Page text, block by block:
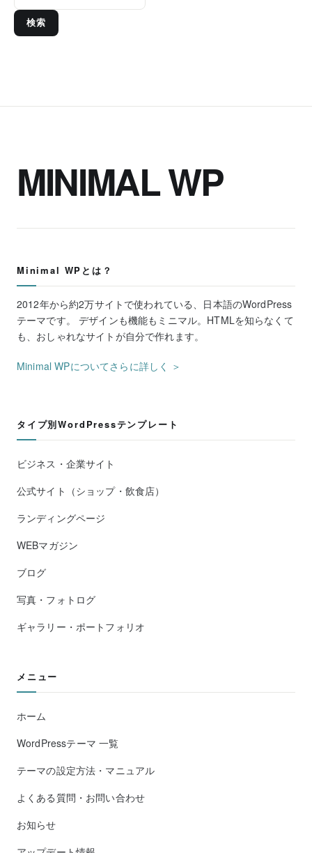
検索
MINIMAL WP
Minimal WPとは？
2012年から約2万サイトで使われている、日本語のWordPress
テーマです。 デザインも機能もミニマル。HTMLを知らなくて
も、おしゃれなサイトが自分で作れます。
Minimal WPについてさらに詳しく ＞
タイプ別WordPressテンプレート
ビジネス・企業サイト
公式サイト（ショップ・飲食店）
ランディングページ
WEBマガジン
ブログ
写真・フォトログ
ギャラリー・ポートフォリオ
メニュー
ホーム
WordPressテーマ 一覧
テーマの設定方法・マニュアル
よくある質問・お問い合わせ
お知らせ